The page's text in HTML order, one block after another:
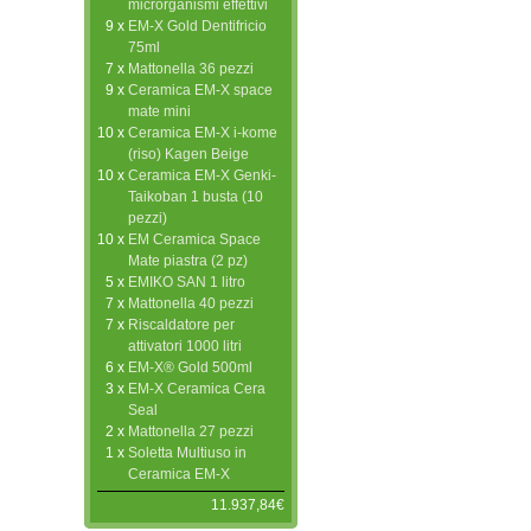
microrganismi effettivi
9 x EM-X Gold Dentifricio
75ml
7 x Mattonella 36 pezzi
9 x Ceramica EM-X space
mate mini
10 x Ceramica EM-X i-kome
(riso) Kagen Beige
10 x Ceramica EM-X Genki-
Taikoban 1 busta (10
pezzi)
10 x EM Ceramica Space
Mate piastra (2 pz)
5 x EMIKO SAN 1 litro
7 x Mattonella 40 pezzi
7 x Riscaldatore per
attivatori 1000 litri
6 x EM-X® Gold 500ml
3 x EM-X Ceramica Cera
Seal
2 x Mattonella 27 pezzi
1 x Soletta Multiuso in
Ceramica EM-X
11.937,84€